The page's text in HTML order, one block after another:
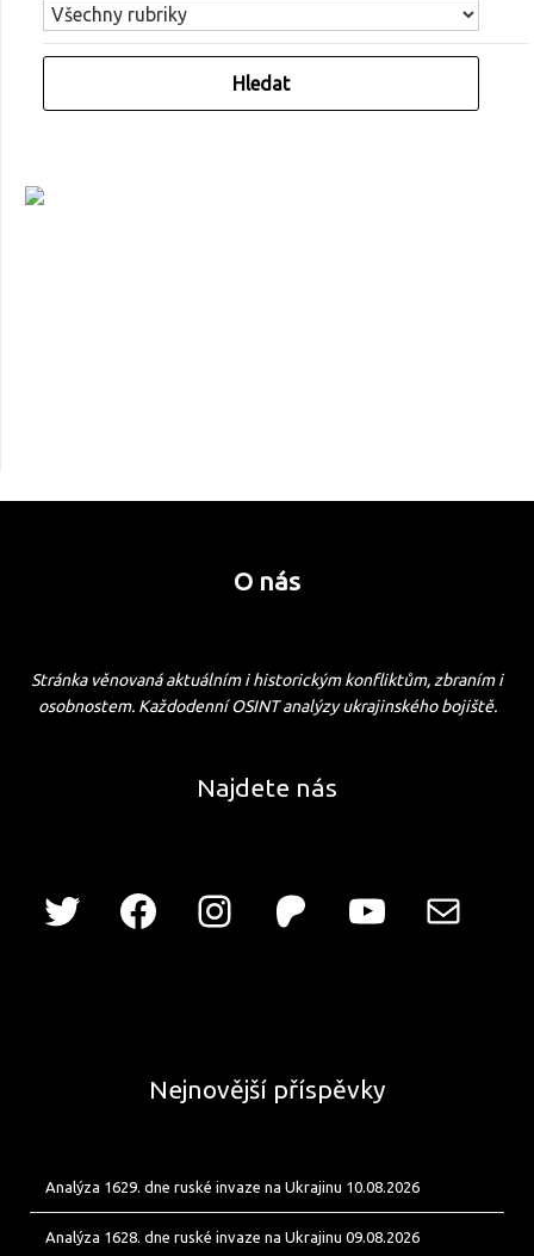
O nás
Stránka věnovaná aktuálním i historickým konfliktům, zbraním i
osobnostem. Každodenní OSINT analýzy ukrajinského bojiště.
Najdete nás
Nejnovější příspěvky
Analýza 1629. dne ruské invaze na Ukrajinu 10.08.2026
Analýza 1628. dne ruské invaze na Ukrajinu 09.08.2026